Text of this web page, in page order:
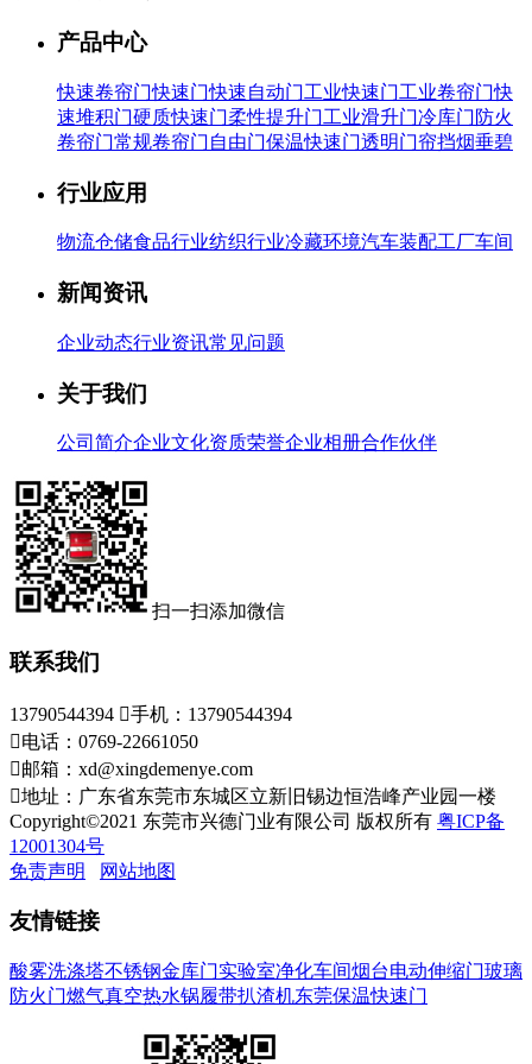
产品中心
快速卷帘门快速门快速自动门工业快速门工业卷帘门快
速堆积门硬质快速门柔性提升门工业滑升门冷库门 防火
卷帘门常规卷帘门 自由门保温快速门透明门帘挡烟垂碧
行业应用
物流仓储食品行业纺织行业冷藏环境汽车装配工厂车间
新闻资讯
企业动态行业资讯常见问题
关于我们
公司简介企业文化资质荣誉企业相册合作伙伴
扫一扫添加微信
联系我们
13790544394 手机：13790544394
电话：0769-22661050
邮箱：xd@xingdemenye.com
地址：广东省东莞市东城区立新旧锡边恒浩峰产业园一楼
Copyright©2021 东莞市兴德门业有限公司 版权所有 粤ICP备
12001304号
免责声明
网站地图
友情链接
酸雾洗涤塔不锈钢金库门实验室净化车间烟台电动伸缩门玻璃
防火门燃气真空热水锅履带扒渣机东莞保温快速门